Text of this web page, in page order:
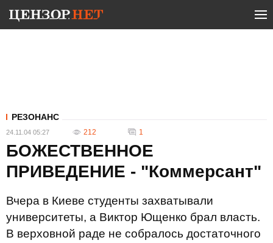
РЕЗОНАНС
24.11.04 05:27 212 1
БОЖЕСТВЕННОЕ
ПРИВЕДЕНИЕ - "Коммерсант"
Вчера в Киеве студенты захватывали
университеты, а Виктор Ющенко брал власть.
В верховной раде не собралось достаточного